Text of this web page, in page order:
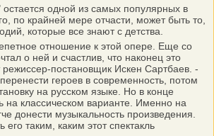
одной из самых популярных в
по крайней мере отчасти, может быть то,
которые все знают с детства.
отношение к этой опере. Еще со
о ней и счастлив, что наконец это
режиссер-постановщик Искен Сартбаев. -
героев в современность, потом
на русском языке. Но в конце
на классическом варианте. Именно на
донести музыкальность произведения.
таким, каким этот спектакль